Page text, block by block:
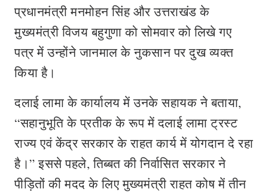
प्रधानमंत्री मनमोहन सिंह और उत्तराखंड के
मुख्यमंत्री विजय बहुगुणा को सोमवार को लिखे गए
पत्र में उन्होंने जानमाल के नुकसान पर दुख व्यक्त
किया है।
दलाई लामा के कार्यालय में उनके सहायक ने बताया,
“सहानुभूति के प्रतीक के रूप में दलाई लामा ट्रस्ट
राज्य एवं केंद्र सरकार के राहत कार्य में योगदान दे रहा
है।” इससे पहले, तिब्बत की निर्वासित सरकार ने
पीड़ितों की मदद के लिए मुख्यमंत्री राहत कोष में तीन